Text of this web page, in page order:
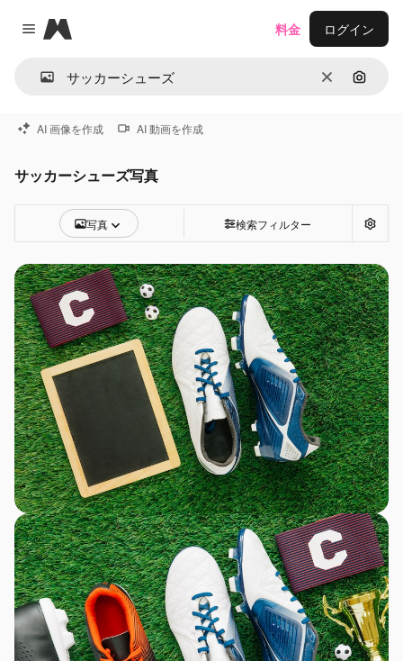
Close menu
Magnific
消去 画像で
料金 ログイン
AI 画像を作成 AI 動画を作成
サッカーシューズ写真
写真 検索フィルター